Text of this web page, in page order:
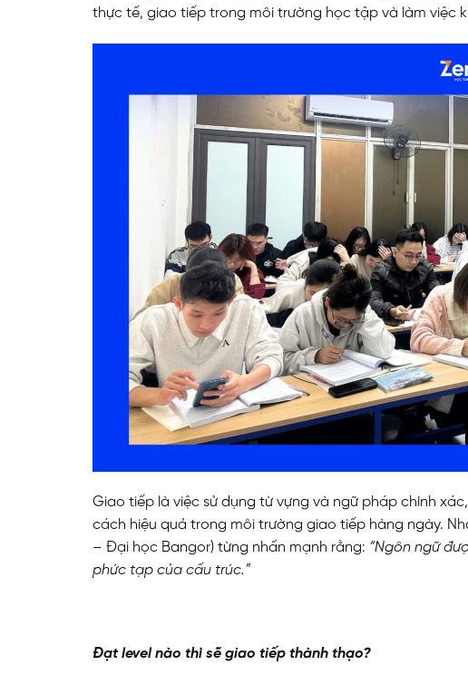
thực tế, giao tiếp trong môi trường học tập và làm việc
Giao tiếp là việc sử dụng từ vựng và ngữ pháp chính
cách hiệu quả trong môi trường giao tiếp hàng ngày.
– Đại học Bangor) từng nhấn mạnh rằng: “Ngôn ngữ
phức tạp của cấu trúc.”
Đạt level nào thì sẽ giao tiếp thành thạo?